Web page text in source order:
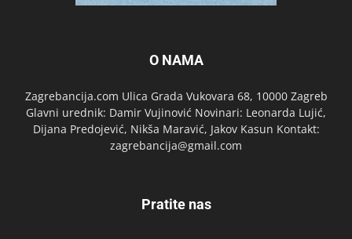
O NAMA
Zagrebancija.com Ulica Grada Vukovara 68, 10000 Zagreb
Glavni urednik: Damir Vujinović Novinari: Leonarda Lujić,
Dijana Predojević, Nikša Maravić, Jakov Kasun Kontakt:
zagrebancija@gmail.com
Pratite nas